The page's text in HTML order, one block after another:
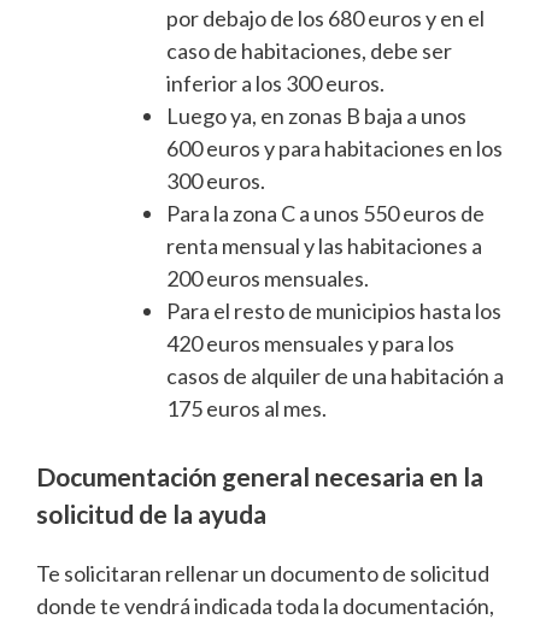
por debajo de los 680 euros y en el
caso de habitaciones, debe ser
inferior a los 300 euros.
Luego ya, en zonas B baja a unos
600 euros y para habitaciones en los
300 euros.
Para la zona C a unos 550 euros de
renta mensual y las habitaciones a
200 euros mensuales.
Para el resto de municipios hasta los
420 euros mensuales y para los
casos de alquiler de una habitación a
175 euros al mes.
Documentación general necesaria en la
solicitud de la ayuda
Te solicitaran rellenar un documento de solicitud
donde te vendrá indicada toda la documentación,